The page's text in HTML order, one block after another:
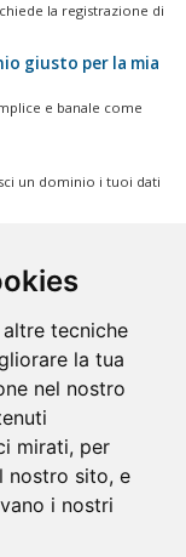
tecniche
la tua
nel nostro
mirati, per
nostro sito, e
i nostri
la registrazione di
giusto per la mia
e banale come
un dominio i tuoi dati
da FastNom?
gestire il tuo dominio e